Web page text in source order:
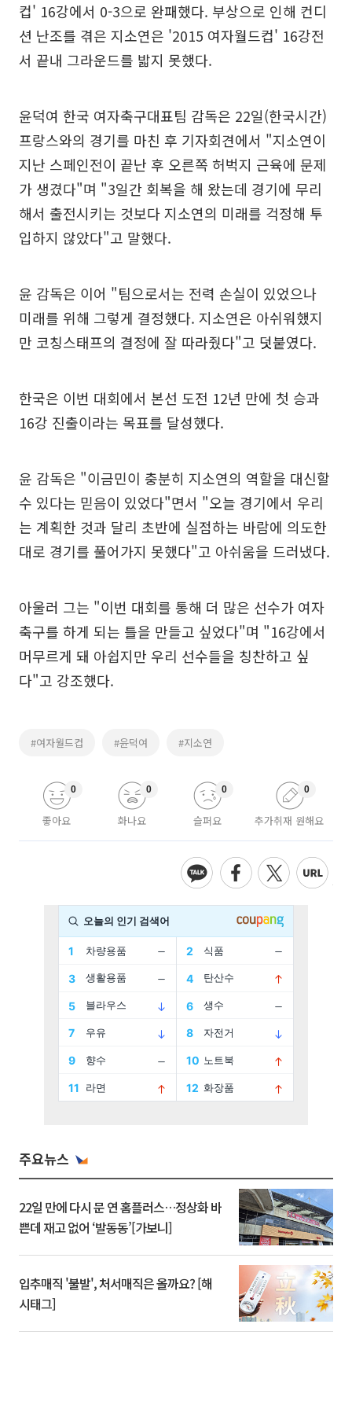
컵' 16강에서 0-3으로 완패했다. 부상으로 인해 컨디
션 난조를 겪은 지소연은 '2015 여자월드컵' 16강전
서 끝내 그라운드를 밟지 못했다.
윤덕여 한국 여자축구대표팀 감독은 22일(한국시간)
프랑스와의 경기를 마친 후 기자회견에서 "지소연이
지난 스페인전이 끝난 후 오른쪽 허벅지 근육에 문제
가 생겼다"며 "3일간 회복을 해 왔는데 경기에 무리
해서 출전시키는 것보다 지소연의 미래를 걱정해 투
입하지 않았다"고 말했다.
윤 감독은 이어 "팀으로서는 전력 손실이 있었으나
미래를 위해 그렇게 결정했다. 지소연은 아쉬워했지
만 코칭스태프의 결정에 잘 따라줬다"고 덧붙였다.
한국은 이번 대회에서 본선 도전 12년 만에 첫 승과
16강 진출이라는 목표를 달성했다.
윤 감독은 "이금민이 충분히 지소연의 역할을 대신할
수 있다는 믿음이 있었다"면서 "오늘 경기에서 우리
는 계획한 것과 달리 초반에 실점하는 바람에 의도한
대로 경기를 풀어가지 못했다"고 아쉬움을 드러냈다.
아울러 그는 "이번 대회를 통해 더 많은 선수가 여자
축구를 하게 되는 틀을 만들고 싶었다"며 "16강에서
머무르게 돼 아쉽지만 우리 선수들을 칭찬하고 싶
다"고 강조했다.
#여자월드컵 #윤덕여 #지소연
좋아요
0
화나요
0
슬퍼요
0
추가취재 원해요
0
주요뉴스
22일 만에 다시 문 연 홈플러스…정상화 바
쁜데 재고 없어 ‘발동동’[가보니]
입추매직 '불발', 처서매직은 올까요? [해
시태그]